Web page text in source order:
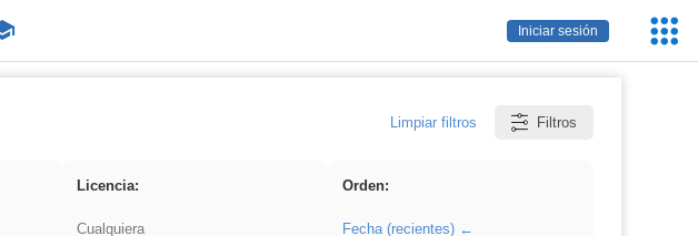
Iniciar sesión
Limpiar filtros Filtros
Licencia:
Cualquiera
Orden:
Fecha (recientes)